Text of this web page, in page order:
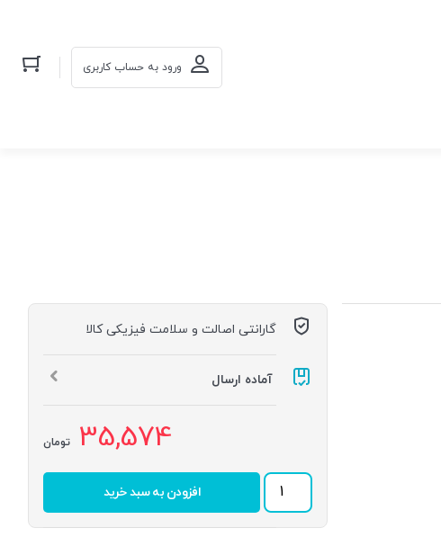
ورود به حساب کاربری
گارانتی اصالت و سلامت فیزیکی کالا
آماده ارسال
35,574 تومان
بلبرینگ
برند
MTD
افزودن به سبد خرید